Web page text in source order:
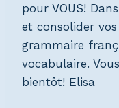
pour VOUS!
et consolider
grammaire
vocabulaire.
bientôt! Elisa